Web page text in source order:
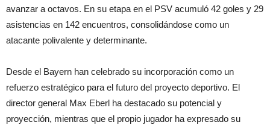
avanzar a octavos. En su etapa en el PSV acumuló 42 goles y 29
asistencias en 142 encuentros, consolidándose como un
atacante polivalente y determinante.
Desde el Bayern han celebrado su incorporación como un
refuerzo estratégico para el futuro del proyecto deportivo. El
director general Max Eberl ha destacado su potencial y
proyección, mientras que el propio jugador ha expresado su